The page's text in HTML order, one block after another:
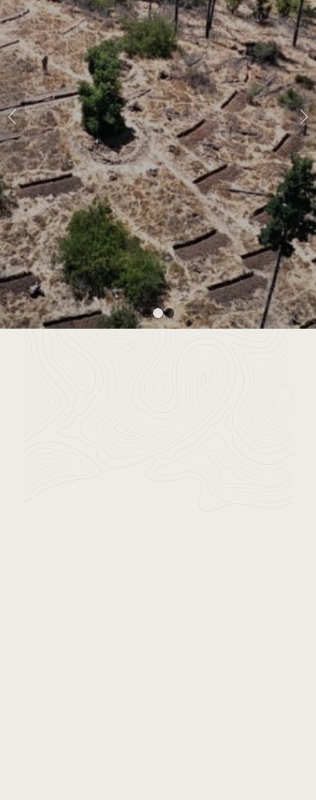
IMPLEMENTACIÓN DE
SOLUCIONES BASADAS EN LA
NATURALEZA PARA ACCESO
A AGUA POTABLE EN
COMUNIDADES RURALES
Fundación Avina y Fundación Chile – María
Pinto, Región Metropolitana
Posterior
1 2 3